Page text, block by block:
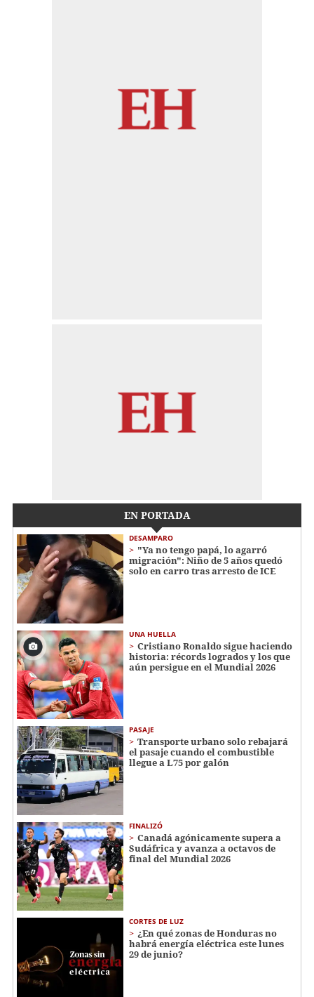
EN PORTADA
DESAMPARO
"Ya no tengo papá, lo agarró
migración": Niño de 5 años quedó
solo en carro tras arresto de ICE
UNA HUELLA
Cristiano Ronaldo sigue haciendo
historia: récords logrados y los que
aún persigue en el Mundial 2026
PASAJE
Transporte urbano solo rebajará
el pasaje cuando el combustible
llegue a L75 por galón
FINALIZÓ
Canadá agónicamente supera a
Sudáfrica y avanza a octavos de
final del Mundial 2026
CORTES DE LUZ
¿En qué zonas de Honduras no
habrá energía eléctrica este lunes
29 de junio?